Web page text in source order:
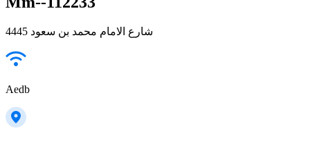
4445 شارع الامام محمد بن سعود
Aedb